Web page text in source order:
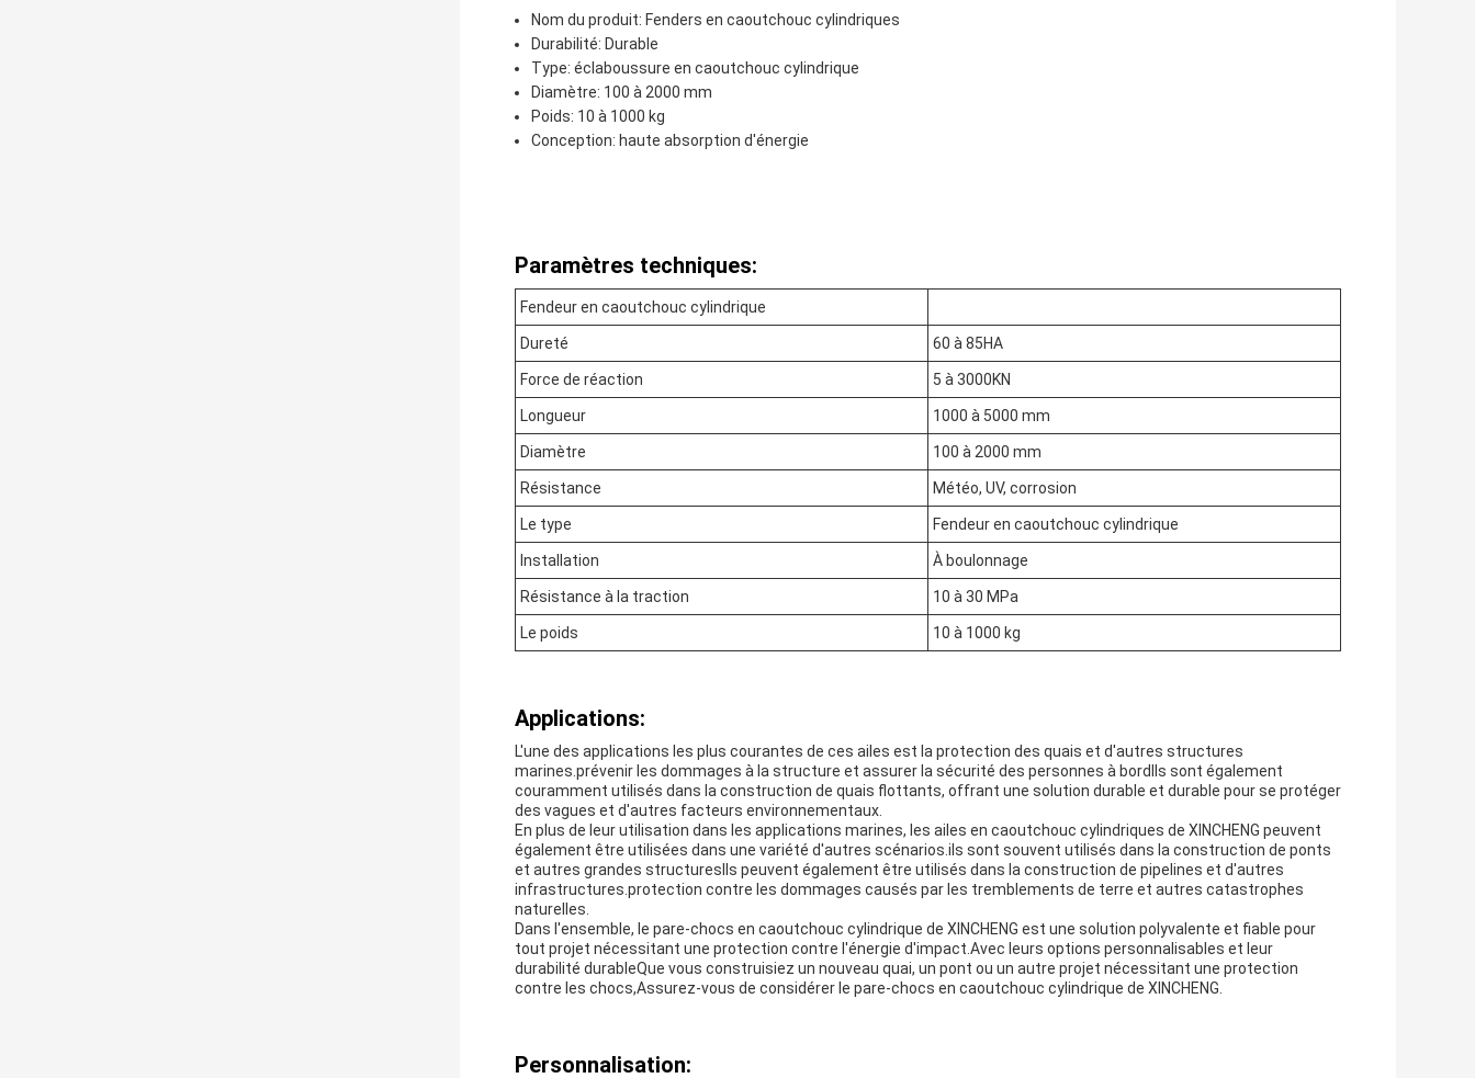
Nom du produit: Fenders en caoutchouc cylindriques
Durabilité: Durable
Type: éclaboussure en caoutchouc cylindrique
Diamètre: 100 à 2000 mm
Poids: 10 à 1000 kg
Conception: haute absorption d'énergie
Paramètres techniques:
Fendeur en caoutchouc cylindrique
Dureté 60 à 85HA
Force de réaction 5 à 3000KN
Longueur 1000 à 5000 mm
Diamètre 100 à 2000 mm
Résistance Météo, UV, corrosion
Le type Fendeur en caoutchouc cylindrique
Installation À boulonnage
Résistance à la traction 10 à 30 MPa
Le poids 10 à 1000 kg
Applications:
L'une des applications les plus courantes de ces ailes est la protection des quais et d'autres structures
marines.prévenir les dommages à la structure et assurer la sécurité des personnes à bordIls sont également
couramment utilisés dans la construction de quais flottants, offrant une solution durable et durable pour se protéger
des vagues et d'autres facteurs environnementaux.
En plus de leur utilisation dans les applications marines, les ailes en caoutchouc cylindriques de XINCHENG peuvent
également être utilisées dans une variété d'autres scénarios.ils sont souvent utilisés dans la construction de ponts
et autres grandes structuresIls peuvent également être utilisés dans la construction de pipelines et d'autres
infrastructures.protection contre les dommages causés par les tremblements de terre et autres catastrophes
naturelles.
Dans l'ensemble, le pare-chocs en caoutchouc cylindrique de XINCHENG est une solution polyvalente et fiable pour
tout projet nécessitant une protection contre l'énergie d'impact.Avec leurs options personnalisables et leur
durabilité durableQue vous construisiez un nouveau quai, un pont ou un autre projet nécessitant une protection
contre les chocs,Assurez-vous de considérer le pare-chocs en caoutchouc cylindrique de XINCHENG.
Personnalisation: